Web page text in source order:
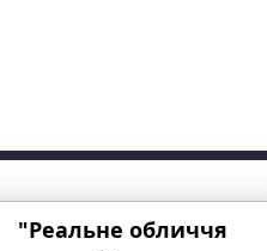
"Реальне обличчя